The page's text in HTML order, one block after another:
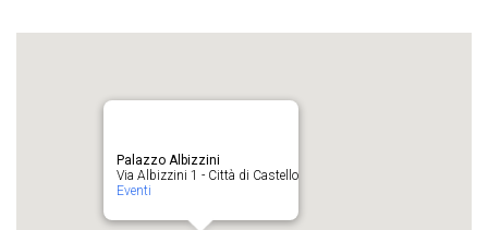
Palazzo Albizzini
Via Albizzini 1 - Città di Castello
Eventi